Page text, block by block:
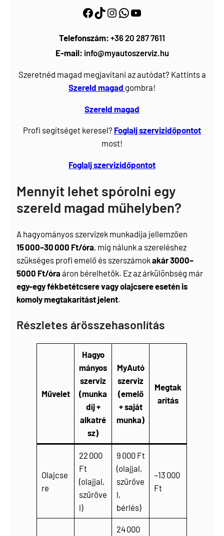
Facebook https://www.tiktok.com/@myautoszerviz.hu https://www.instagram.com/myautoszerviz.hu/ wa.me/36202877611 YouTube
Telefonszám: +36 20 287 7611
E-mail: info@myautoszerviz.hu
Szeretnéd magad megjavítani az autódat? Kattints a
Szereld magad gombra!
Szereld magad
Profi segítséget keresel? Foglaljszervizidőpontot
most!
Foglalj szervizidőpontot
Mennyit lehet spórolni egy
szereld magad műhelyben?
A hagyományos szervizek munkadíja jellemzően
15 000–30 000 Ft/óra, míg nálunk a szereléshez
szükséges profi emelő és szerszámokakár 3000–
5000 Ft/óra áron bérelhetők. Ez az árkülönbség már
egy-egy fékbetétcsere vagy olajcsere esetén is
komoly megtakarítást jelent.
Részletes árösszehasonlítás
Művelet
Hagyo
mányos
szerviz
(munka
díj +
alkatré
sz)
MyAutó
szerviz
(emelő
+ saját
munka)
Megtak
arítás
Olajcse
re
22 000
Ft
(olajjal,
szűrőve
l)
9 000 Ft
(olajjal,
szűrőve
l,
bérlés)
~13 000
Ft
24 000